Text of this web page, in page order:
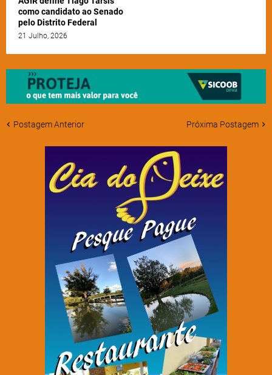
como candidato ao Senado
pelo Distrito Federal
21 Julho, 2026
Postagem Anterior Próxima Postagem